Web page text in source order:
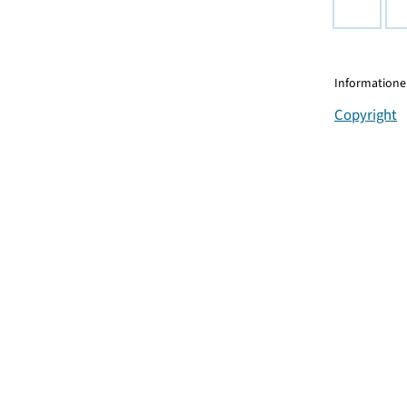
Copyright